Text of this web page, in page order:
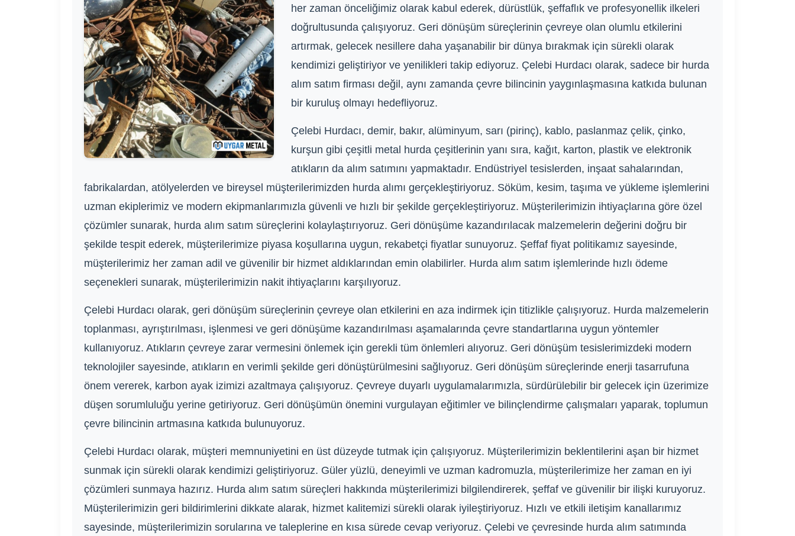
her zaman önceliğimiz olarak kabul ederek, dürüstlük, şeffaflık ve profesyonellik ilkeleri
doğrultusunda çalışıyoruz. Geri dönüşüm süreçlerinin çevreye olan olumlu etkilerini
artırmak, gelecek nesillere daha yaşanabilir bir dünya bırakmak için sürekli olarak
kendimizi geliştiriyor ve yenilikleri takip ediyoruz. Çelebi Hurdacı olarak, sadece bir hurda
alım satım firması değil, aynı zamanda çevre bilincinin yaygınlaşmasına katkıda bulunan
bir kuruluş olmayı hedefliyoruz.
Çelebi Hurdacı, demir, bakır, alüminyum, sarı (pirinç), kablo, paslanmaz çelik, çinko,
kurşun gibi çeşitli metal hurda çeşitlerinin yanı sıra, kağıt, karton, plastik ve elektronik
atıkların da alım satımını yapmaktadır. Endüstriyel tesislerden, inşaat sahalarından,
fabrikalardan, atölyelerden ve bireysel müşterilerimizden hurda alımı gerçekleştiriyoruz. Söküm, kesim, taşıma ve yükleme işlemlerini
uzman ekiplerimiz ve modern ekipmanlarımızla güvenli ve hızlı bir şekilde gerçekleştiriyoruz. Müşterilerimizin ihtiyaçlarına göre özel
çözümler sunarak, hurda alım satım süreçlerini kolaylaştırıyoruz. Geri dönüşüme kazandırılacak malzemelerin değerini doğru bir
şekilde tespit ederek, müşterilerimize piyasa koşullarına uygun, rekabetçi fiyatlar sunuyoruz. Şeffaf fiyat politikamız sayesinde,
müşterilerimiz her zaman adil ve güvenilir bir hizmet aldıklarından emin olabilirler. Hurda alım satım işlemlerinde hızlı ödeme
seçenekleri sunarak, müşterilerimizin nakit ihtiyaçlarını karşılıyoruz.
Çelebi Hurdacı olarak, geri dönüşüm süreçlerinin çevreye olan etkilerini en aza indirmek için titizlikle çalışıyoruz. Hurda malzemelerin
toplanması, ayrıştırılması, işlenmesi ve geri dönüşüme kazandırılması aşamalarında çevre standartlarına uygun yöntemler
kullanıyoruz. Atıkların çevreye zarar vermesini önlemek için gerekli tüm önlemleri alıyoruz. Geri dönüşüm tesislerimizdeki modern
teknolojiler sayesinde, atıkların en verimli şekilde geri dönüştürülmesini sağlıyoruz. Geri dönüşüm süreçlerinde enerji tasarrufuna
önem vererek, karbon ayak izimizi azaltmaya çalışıyoruz. Çevreye duyarlı uygulamalarımızla, sürdürülebilir bir gelecek için üzerimize
düşen sorumluluğu yerine getiriyoruz. Geri dönüşümün önemini vurgulayan eğitimler ve bilinçlendirme çalışmaları yaparak, toplumun
çevre bilincinin artmasına katkıda bulunuyoruz.
Çelebi Hurdacı olarak, müşteri memnuniyetini en üst düzeyde tutmak için çalışıyoruz. Müşterilerimizin beklentilerini aşan bir hizmet
sunmak için sürekli olarak kendimizi geliştiriyoruz. Güler yüzlü, deneyimli ve uzman kadromuzla, müşterilerimize her zaman en iyi
çözümleri sunmaya hazırız. Hurda alım satım süreçleri hakkında müşterilerimizi bilgilendirerek, şeffaf ve güvenilir bir ilişki kuruyoruz.
Müşterilerimizin geri bildirimlerini dikkate alarak, hizmet kalitemizi sürekli olarak iyileştiriyoruz. Hızlı ve etkili iletişim kanallarımız
sayesinde, müşterilerimizin sorularına ve taleplerine en kısa sürede cevap veriyoruz. Çelebi ve çevresinde hurda alım satımında